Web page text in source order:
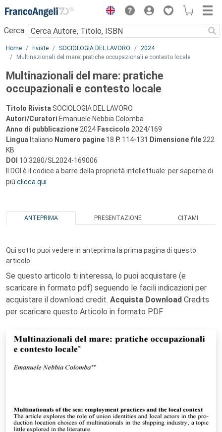
Menu
Cerca:
Main content
Home riviste SOCIOLOGIA DEL LAVORO
2024
Multinazionali del mare: pratiche occupazionali e contesto locale
Multinazionali del mare: pratiche
occupazionali e contesto locale
Titolo Rivista SOCIOLOGIA DEL LAVORO
Autori/Curatori Emanuele Nebbia Colomba
Anno di pubblicazione 2024 Fascicolo 2024/169
Lingua Italiano Numero pagine 18 P. 114-131 Dimensione file 222
KB
DOI 10.3280/SL2024-169006
Il DOI è il codice a barre della proprietà intellettuale: per saperne di
più clicca qui
ANTEPRIMA PRESENTAZIONE CITAMI
Qui sotto puoi vedere in anteprima la prima pagina di questo
articolo.
Se questo articolo ti interessa, lo puoi acquistare (e
scaricare in formato pdf) seguendo le facili indicazioni per
acquistare il download credit. Acquista Download Credits
per scaricare questo Articolo in formato PDF